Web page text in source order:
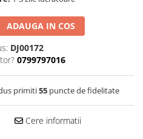
ADAUGA IN COS
DJ00172
0799797016
primiti55puncte de fidelitate
Cere informatii